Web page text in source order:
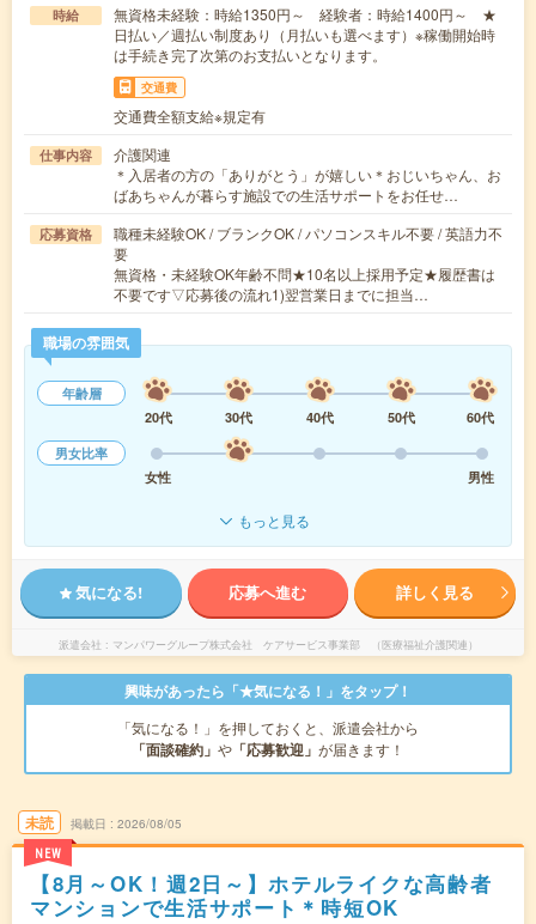
時給
無資格未経験：時給1350円～ 経験者：時給1400円～ ★
日払い／週払い制度あり（月払いも選べます）※稼働開始時
は手続き完了次第のお支払いとなります。
交通費
交通費全額支給※規定有
仕事内容
介護関連
＊入居者の方の「ありがとう」が嬉しい＊おじいちゃん、お
ばあちゃんが暮らす施設での生活サポートをお任せ…
応募資格
職種未経験OK / ブランクOK / パソコンスキル不要 / 英語力不
要
無資格・未経験OK年齢不問★10名以上採用予定★履歴書は
不要です▽応募後の流れ1)翌営業日までに担当…
職場の雰囲気
年齢層
20代
30代 40代 50代
60代
男女比率
女性
男性
もっと見る
気になる! 応募へ進む 詳しく見る
派遣会社 マンパワーグループ株式会社 ケアサービス事業部 （医療福祉介護関連）
興味があったら「★気になる！」をタップ！
「気になる！」を押しておくと、派遣会社から
「面談確約」 や 「応募歓迎」 が届きます！
未読
NEW
掲載日 2026/08/05
【8月～OK！週2日～】ホテルライクな高齢者
マンションで生活サポート＊時短OK